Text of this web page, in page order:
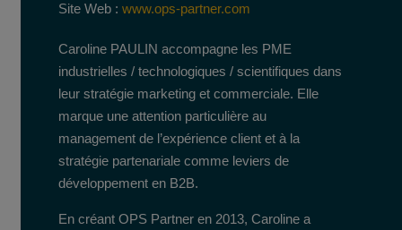
Site Web : www.ops-partner.com
Caroline PAULIN accompagne les PME
industrielles / technologiques / scientifiques dans
leur stratégie marketing et commerciale. Elle
marque une attention particulière au
management de l’expérience client et à la
stratégie partenariale comme leviers de
développement en B2B.
En créant OPS Partner en 2013, Caroline a